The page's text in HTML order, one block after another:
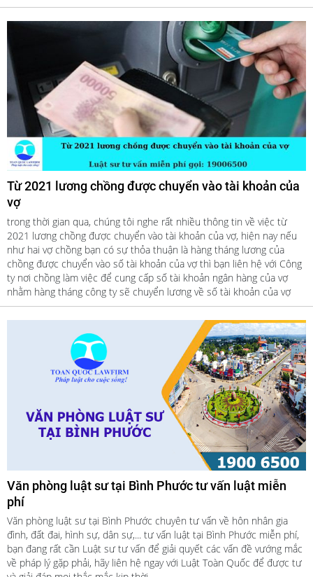
Từ 2021 lương chồng được chuyển vào tài khoản của
vợ
trong thời gian qua, chúng tôi nghe rất nhiều thông tin về việc từ
2021 lương chồng được chuyển vào tài khoản của vợ, hiện nay nếu
như hai vợ chồng bạn có sự thỏa thuận là hàng tháng lương của
chồng được chuyển vào số tài khoản của vợ thì bạn liên hệ với Công
ty nơi chồng làm việc để cung cấp số tài khoản ngân hàng của vợ
nhằm hàng tháng công ty sẽ chuyển lương về số tài khoản của vợ
Văn phòng luật sư tại Bình Phước tư vấn luật miễn
phí
Văn phòng luật sư tại Bình Phước chuyên tư vấn về hôn nhân gia
đình, đất đai, hình sự, dân sự,... tư vấn luật tại Bình Phước miễn phí,
bạn đang rất cần Luật sư tư vấn để giải quyết các vấn đề vướng mắc
về pháp lý gặp phải, hãy liên hệ ngay với Luật Toàn Quốc để được tư